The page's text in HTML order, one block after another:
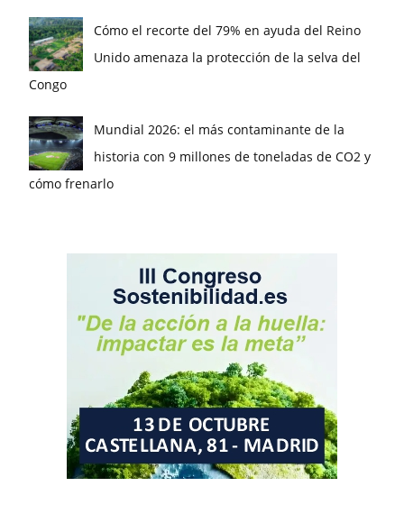
Cómo el recorte del 79% en ayuda del Reino
Unido amenaza la protección de la selva del
Congo
Mundial 2026: el más contaminante de la
historia con 9 millones de toneladas de CO2 y
cómo frenarlo